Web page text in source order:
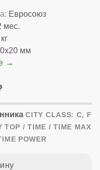
Евросоюз
мес.
мм
CITY CLASS: C, F
/ TIME / TIME MAX
POWER